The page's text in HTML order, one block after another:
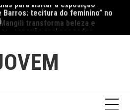
transforma beleza e
conexão real nas redes